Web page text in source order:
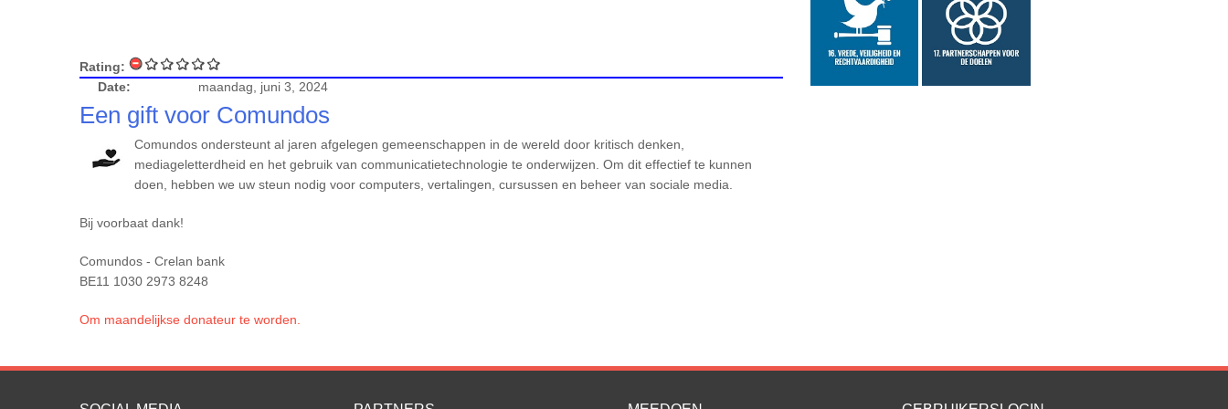
Rating:
Date:
maandag, juni 3, 2024
Een gift voor Comundos
Comundos ondersteunt al jaren afgelegen gemeenschappen in de wereld door kritisch denken,
mediageletterdheid en het gebruik van communicatietechnologie te onderwijzen. Om dit effectief te kunnen
doen, hebben we uw steun nodig voor computers, vertalingen, cursussen en beheer van sociale media.
Bij voorbaat dank!
Comundos - Crelan bank
BE11 1030 2973 8248
Om maandelijkse donateur te worden.